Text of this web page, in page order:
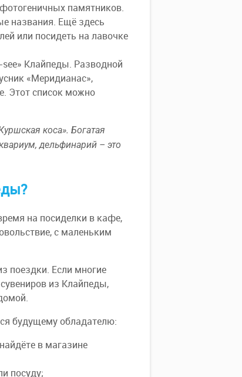
памятников.
названия. Ещё здесь
или посидеть на лавочке
Клайпеды. Разводной
«Меридианас»,
Этот список можно
коса». Богатая
дельфинарий – это
на посиделки в кафе,
с маленьким
поездки. Если многие
из Клайпеды,
будущему обладателю:
в магазине
посуду;